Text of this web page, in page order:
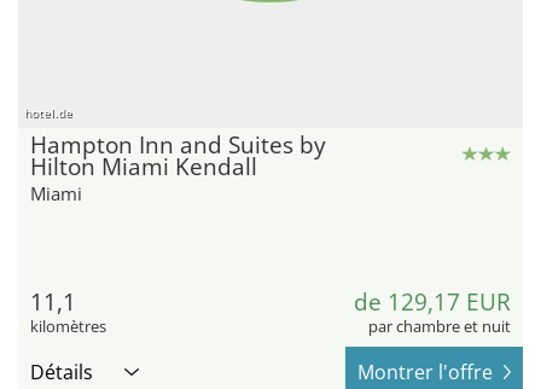
hotel.de
Hampton Inn and Suites by
Hilton Miami Kendall
Miami
11,1
kilomètres
de 129,17 EUR
par chambre et nuit
Détails Montrer l'offre